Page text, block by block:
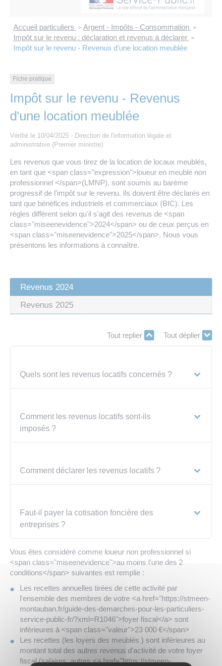
Eau et assainissement
Travaux
Annuaire de contacts
Les offres d’emploi de la communauté de
Nos publications
Accueil particuliers > Argent - Impôts - Consommation >
Impôt sur le revenu : déclaration et revenus à déclarer >
Impôt sur le revenu - Revenus d'une location meublée
Fiche pratique
Impôt sur le revenu - Revenus
d'une location meublée
Vérifié le 10/04/2025 - Direction de l'information légale et
administrative (Premier ministre)
Les revenus que vous tirez de la location de locaux meublés,
en tant que <span class="expression">loueur en meublé non
professionnel </span>(LMNP), sont soumis au barème
progressif de l'impôt sur le revenu. Ils doivent être déclarés en
tant que bénéfices industriels et commerciaux (BIC). Les
règles diffèrent selon qu'il s'agit des revenus de <span
class="miseenevidence">2024</span> ou de ceux perçus en
<span class="miseenevidence">2025</span>. Nous vous
présentons les informations à connaître.
Revenus 2024
Revenus 2025
Tout replier Tout déplier
Quels sont les revenus locatifs concernés ?
Comment les revenus locatifs sont-ils
imposés ?
Comment déclarer les revenus locatifs ?
Faut-il payer la cotisation foncière des
entreprises ?
Vous êtes considéré comme loueur non professionnel si
<span class="miseenevidence">au moins l'une des 2
conditions</span> suivantes est remplie :
Les recettes annuelles tirées de cette activité par
l'ensemble des membres de votre <a href="https://stmeen-
montauban.fr/guide-des-demarches-pour-les-particuliers-
service-public-fr/?xml=R1046">foyer fiscal</a> sont
inférieures à <span class="valeur">23 000 €</span>
Les recettes (les loyers des meublés ) sont inférieures au
montant total des autres revenus d'activité de votre foyer
fiscal (salaires, autres <a href="https://stmeen-